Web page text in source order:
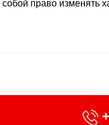
право изменять